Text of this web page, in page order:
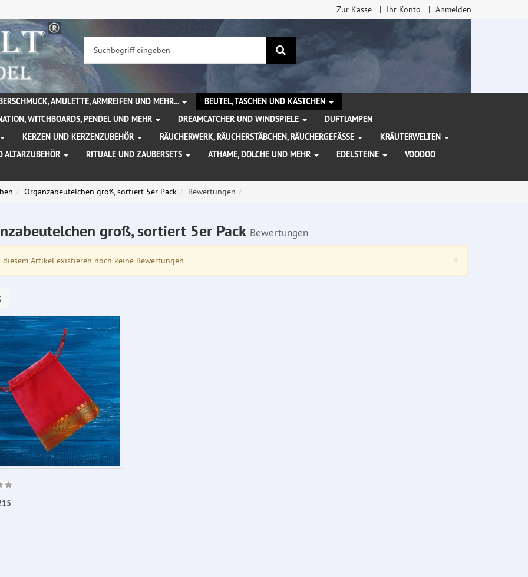
Zur Kasse Ihr Konto Anmelden
Suchen
AMULETTE, ARMREIFEN UND MEHR...
BEUTEL, TASCHEN UND KÄSTCHEN
WITCHBOARDS, PENDEL UND MEHR DREAMCATCHER UND WINDSPIELE
DUFTLAMPEN
KERZEN UND KERZENZUBEHÖR RÄUCHERWERK, RÄUCHERSTÄBCHEN, RÄUCHERGEFÄSSE
KRÄUTERWELTEN
ALTARZUBEHÖR RITUALE UND ZAUBERSETS ATHAME, DOLCHE UND MEHR EDELSTEINE
VOODOO
Organzabeutelchen groß, sortiert 5er Pack Bewertungen
groß, sortiert 5er Pack Bewertungen
×
Artikel existieren noch keine Bewertungen